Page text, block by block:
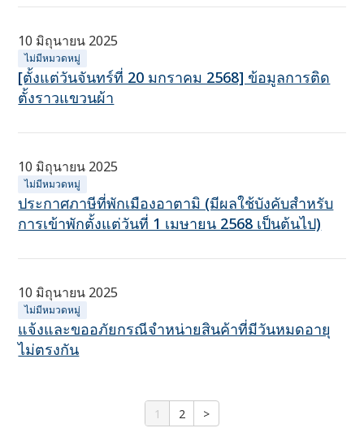
10 มิถุนายน 2025
ไม่มีหมวดหมู่
[ตั้งแต่วันจันทร์ที่ 20 มกราคม 2568] ข้อมูลการติด
ตั้งราวแขวนผ้า
10 มิถุนายน 2025
ไม่มีหมวดหมู่
ประกาศภาษีที่พักเมืองอาตามิ (มีผลใช้บังคับสำหรับ
การเข้าพักตั้งแต่วันที่ 1 เมษายน 2568 เป็นต้นไป)
10 มิถุนายน 2025
ไม่มีหมวดหมู่
แจ้งและขออภัยกรณีจำหน่ายสินค้าที่มีวันหมดอายุ
ไม่ตรงกัน
1 2 >